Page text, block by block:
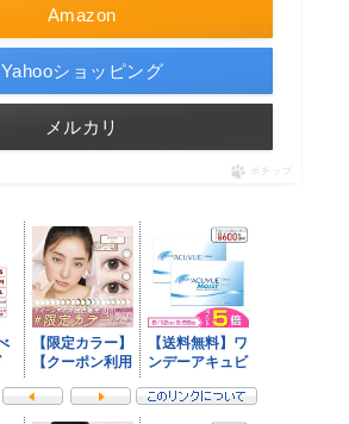
Amazon
Yahooショッピング
メルカリ
ポチップ